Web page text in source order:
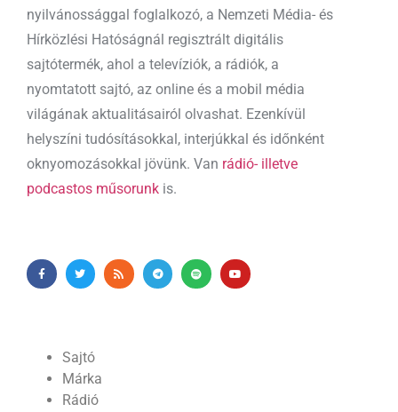
nyilvánossággal foglalkozó, a Nemzeti Média- és
Hírközlési Hatóságnál regisztrált digitális
sajtótermék, ahol a televíziók, a rádiók, a
nyomtatott sajtó, az online és a mobil média
világának aktualitásairól olvashat. Ezenkívül
helyszíni tudósításokkal, interjúkkal és időnként
oknyomozásokkal jövünk. Van rádió- illetve
podcastos műsorunk is.
Sajtó
Márka
Rádió